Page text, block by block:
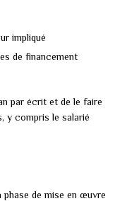
impliqué
de financement
par écrit et de le faire
y compris le salarié
phase de mise en œuvre